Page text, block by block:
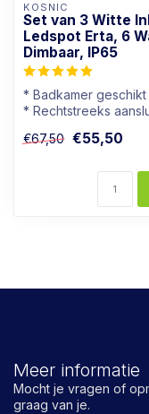
KOSNIC
Set van 3 Witte
Ledspot Erta, 6
Dimbaar, IP65
* Badkamer geschikt
* Rechtstreeks
* Goed dimbaar
€67,50 €55,50
Meer informatie
Mocht je vragen of
graag van je.